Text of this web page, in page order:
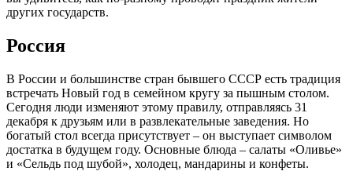
других государств.
Россия
В России и большинстве стран бывшего СССР есть традиция
встречать Новый год в семейном кругу за пышным столом.
Сегодня люди изменяют этому правилу, отправляясь 31
декабря к друзьям или в развлекательные заведения. Но
богатый стол всегда присутствует – он выступает символом
достатка в будущем году. Основные блюда – салаты «Оливье»
и «Сельдь под шубой», холодец, мандарины и конфеты.